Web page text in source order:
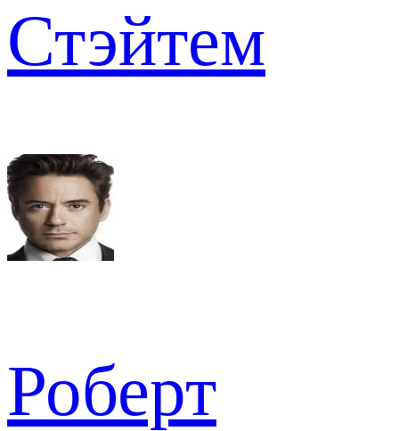
Стэйтем
Роберт